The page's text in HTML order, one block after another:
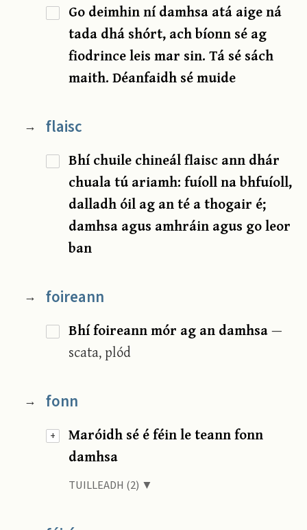
Go deimhin ní damhsa atá aige ná
tada dhá shórt, ach bíonn sé ag
fiodrince leis mar sin. Tá sé sách
maith. Déanfaidh sé muide
→ flaisc
Bhí chuile chineál flaisc ann dhár
chuala tú ariamh: fuíoll na bhfuíoll,
dalladh óil ag an té a thogair é;
damhsa agus amhráin agus go leor
ban
→ foireann
Bhí foireann mór ag an damhsa—
scata, plód
+
→ fonn
Maróidh sé é féin le teann fonn
damhsa
TUILLEADH (2) ▼